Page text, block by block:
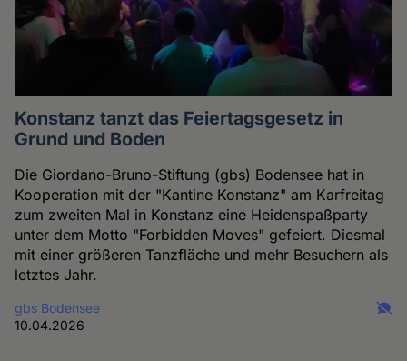
Konstanz tanzt das Feiertagsgesetz in
Grund und Boden
Die Giordano-Bruno-Stiftung (gbs) Bodensee hat in
Kooperation mit der "Kantine Konstanz" am Karfreitag
zum zweiten Mal in Konstanz eine Heidenspaßparty
unter dem Motto "Forbidden Moves" gefeiert. Diesmal
mit einer größeren Tanzfläche und mehr Besuchern als
letztes Jahr.
gbs Bodensee
10.04.2026